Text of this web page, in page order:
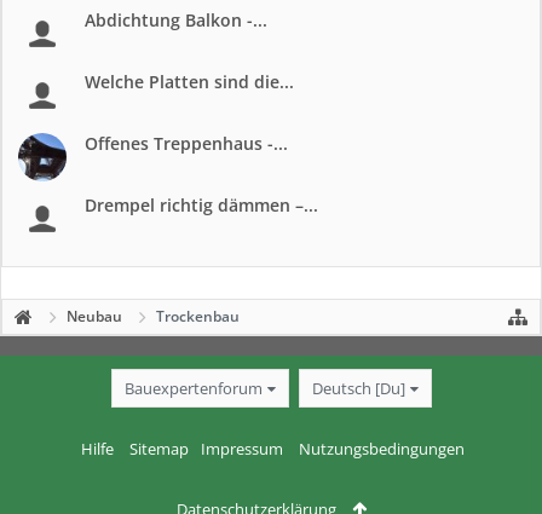
Abdichtung Balkon -...
Welche Platten sind die...
Offenes Treppenhaus -...
Drempel richtig dämmen –...
Neubau Trockenbau
Bauexpertenforum Deutsch [Du]
Hilfe Sitemap Impressum Nutzungsbedingungen
Datenschutzerklärung